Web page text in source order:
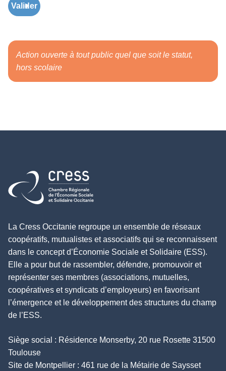
Valider
Action ouverte à tout public quel que soit le statut,
hors scolaire
Retour à l'accueil
La Cress Occitanie regroupe un ensemble de réseaux
coopératifs, mutualistes et associatifs qui se reconnaissent
dans le concept d’Économie Sociale et Solidaire (ESS).
Elle a pour but de rassembler, défendre, promouvoir et
représenter ses membres (associations, mutuelles,
coopératives et syndicats d’employeurs) en favorisant
l’émergence et le développement des structures du champ
de l’ESS.
Siège social : Résidence Monserby, 20 rue Rosette 31500
Toulouse
Site de Montpellier : 461 rue de la Métairie de Saysset